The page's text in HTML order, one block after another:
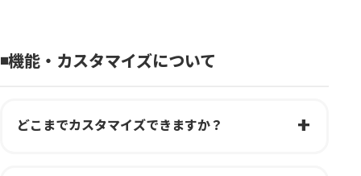
◾️機能・カスタマイズについて
どこまでカスタマイズできますか？